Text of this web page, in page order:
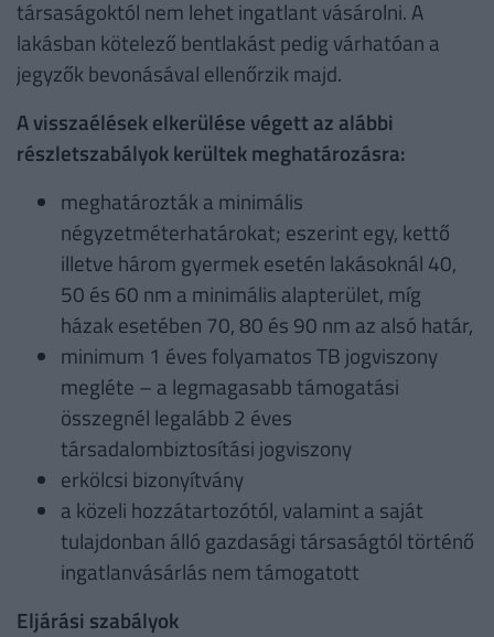
társaságoktól nem lehet ingatlant vásárolni. A
lakásban kötelező bentlakást pedig várhatóan a
jegyzők bevonásával ellenőrzik majd.
A visszaélések elkerülése végett az alábbi
részletszabályok kerültek meghatározásra:
meghatározták a minimális
négyzetméterhatárokat; eszerint egy, kettő
illetve három gyermek esetén lakásoknál 40,
50 és 60 nm a minimális alapterület, míg
házak esetében 70, 80 és 90 nm az alsó határ,
minimum 1 éves folyamatos TB jogviszony
megléte – a legmagasabb támogatási
összegnél legalább 2 éves
társadalombiztosítási jogviszony
erkölcsi bizonyítvány
a közeli hozzátartozótól, valamint a saját
tulajdonban álló gazdasági társaságtól történő
ingatlanvásárlás nem támogatott
Eljárási szabályok